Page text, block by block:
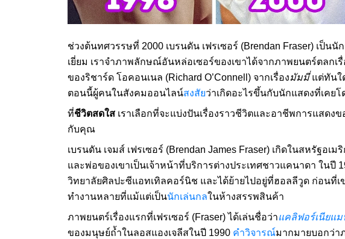
ช่วงต้นทศวรรษที่ 2000 เบรนดัน เฟรเซอร์ (Brendan Fraser) เป็
เยี่ยม เราจำภาพลักษณ์อันหล่อเซอร์ของเขาได้จากภาพยนตร์ตลกเรื่
ของริชาร์ด โอคอนเนล (Richard O’Connell) จากเรื่องมัมมี่แต่ทันใ
ตอนนี้ผู้คนในสังคมออนไลน์สงสัยว่าเกิดอะไรขึ้นกับนักแสดงที่เคยโ
ที่ชีวิตสดใส เราเลือกที่จะแบ่งปันเรื่องราวชีวิตและอาชีพการแสดงข
กับคุณ
เบรนดัน เจมส์ เฟรเซอร์ (Brendan James Fraser) เกิดในสหรัฐอเ
และพ่อของเขาเป็นเจ้าหน้าที่บริการต่างประเทศชาวแคนาดา ในปี
วิทยาลัยศิลปะซีแอทเทิลคอร์นิช และได้ย้ายไปอยู่ที่ฮอลลีวูด ก่อนที่เ
ทำงานหลายที่แม้แต่เป็นนักเล่นกลในห้างสรรพสินค้า
ภาพยนตร์เรื่องแรกที่เฟรเซอร์ (Fraser) ได้เล่นชื่อว่าแคลิฟอร์เนียแม
ของมนุษย์ถ้ำในลอสแองเจลีสในปี 1990 คำวิจารณ์มากมายบอกว่า